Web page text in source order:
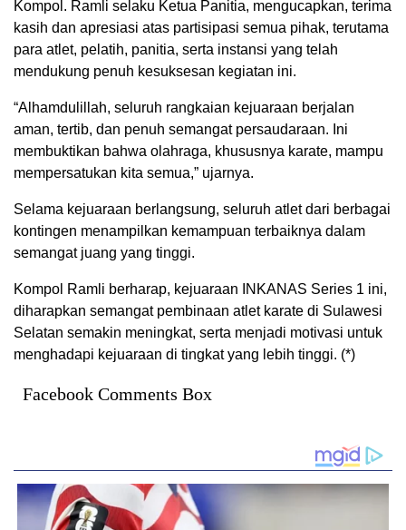
Kompol. Ramli selaku Ketua Panitia, mengucapkan, terima
kasih dan apresiasi atas partisipasi semua pihak, terutama
para atlet, pelatih, panitia, serta instansi yang telah
mendukung penuh kesuksesan kegiatan ini.
“Alhamdulillah, seluruh rangkaian kejuaraan berjalan
aman, tertib, dan penuh semangat persaudaraan. Ini
membuktikan bahwa olahraga, khususnya karate, mampu
mempersatukan kita semua,” ujarnya.
Selama kejuaraan berlangsung, seluruh atlet dari berbagai
kontingen menampilkan kemampuan terbaiknya dalam
semangat juang yang tinggi.
Kompol Ramli berharap, kejuaraan INKANAS Series 1 ini,
diharapkan semangat pembinaan atlet karate di Sulawesi
Selatan semakin meningkat, serta menjadi motivasi untuk
menghadapi kejuaraan di tingkat yang lebih tinggi. (*)
Facebook Comments Box